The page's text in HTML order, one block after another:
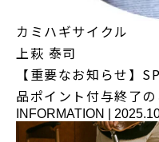
カミハギサイクル
上萩 泰司
【重要なお知らせ】
品ポイント付与終了
INFORMATION